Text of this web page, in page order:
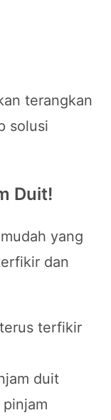
terangkan
solusi
Duit!
yang
dan
terfikir
duit